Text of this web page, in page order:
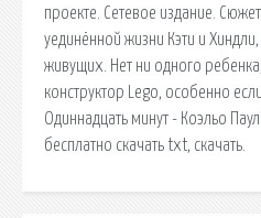
проекте. Сетевое издание.
уединённой жизни Кэти и
живущих. Нет ни одного
конструктор Lego, особенно
Одиннадцать минут - Коэльо
бесплатно скачать txt, скачать.